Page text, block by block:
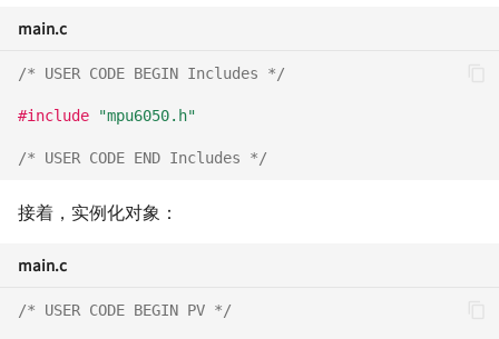
main.c
/* USER CODE BEGIN Includes */
#include "mpu6050.h"
/* USER CODE END Includes */
接着，实例化对象：
main.c
/* USER CODE BEGIN PV */